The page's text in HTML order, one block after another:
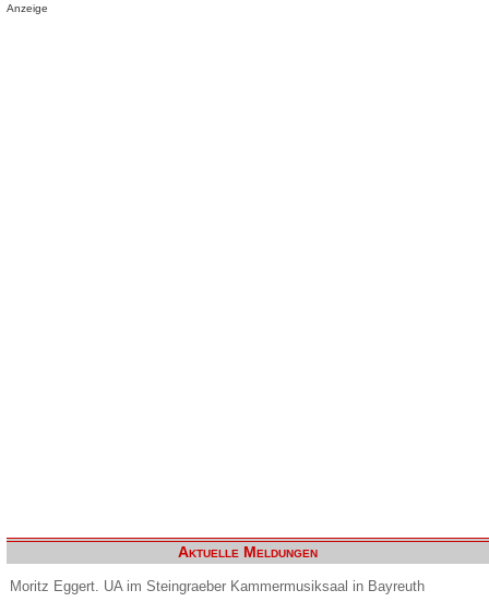
Anzeige
Aktuelle Meldungen
Moritz Eggert. UA im Steingraeber Kammermusiksaal in Bayreuth